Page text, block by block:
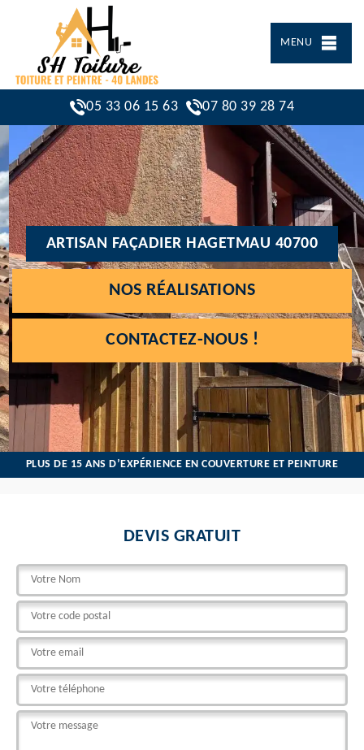
MENU
05 33 06 15 63 07 80 39 28 74
ARTISAN FAÇADIER HAGETMAU 40700
NOS RÉALISATIONS
CONTACTEZ-NOUS !
PLUS DE 15 ANS D’EXPÉRIENCE EN COUVERTURE ET PEINTURE
DEVIS GRATUIT